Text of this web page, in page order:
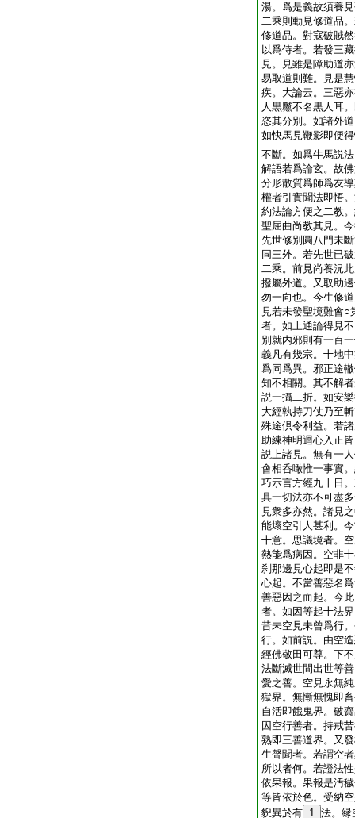
湯。爲是義故須養
二乘則動見修道品
修道品。對寇破賊
以爲侍者。若發三
見。見雖是障助道
易取道則難。見是
疾。大論云。三惡
人黒黶不名黒人耳
恣其分別。如諸外
如快馬見鞭影即便
不斷。如爲牛馬説
解語若爲論玄。故
分形散質爲師爲友
權者引實聞法即悟
約法論方便之二教
聖屈曲尚教其見。
先世修別圓八門未
同三外。若先世已
二乘。前見尚養況
撥屬外道。又取助
勿一向也。今生修
見若未發聖境難會○
者。如上通論得見
別就内邪則有一百
義凡有幾宗。十地
爲同爲異。邪正途
知不相關。其不解
説一攝二折。如安
大經執持刀仗乃至
殊途倶令利益。若
助練神明迴心入正
説上諸見。無有一
會相呑噉惟一事實
巧示言方經九十日
具一切法亦不可盡
見衆多亦然。諸見
能壞空引人甚利。
十意。思議境者。
熱能爲病因。空非
刹那邊見心起即是
心起。不當善惡名
善惡因之而起。今
者。如因等起十法
昔未空見未曾爲行
行。如前説。由空
經佛敬田可尊。下
法斷滅世間出世等
愛之善。空見永無
獄界。無慚無愧即
自活即餓鬼界。破
因空行善者。持戒
熟即三善道界。又
生聲聞者。若謂空
所以者何。若證法
依果報。果報是汚
等皆依於色。受納
貎異於有 1 法。縁